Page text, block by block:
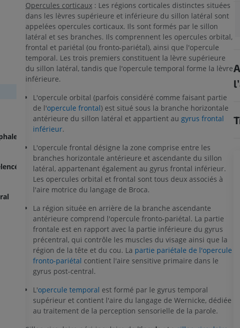
Opercules corticaux: Les régions corticales distinctes situées
dans les lèvres supérieure et inférieure du sillon latéral sont
appelées opercules corticaux. Ils sont formés par le sillon
latéral et ses branches. Ils comprennent les opercules orbital,
frontal et pariétal (ou fronto-pariétal), ainsi que l'opercule
temporal. Les trois premiers constituent la lèvre supérieure
du sillon latéral, tandis que l'opercule temporal forme la lèvre
inférieure.
L'opercule orbital (parfois considéré comme faisant partie
de l'opercule frontal) est situé sous la branche horizontale
antérieure du sillon latéral et appartient au gyrus frontal
inférieur.
L'opercule frontal désigne la zone comprise entre les
branches horizontale antérieure et ascendante du sillon
latéral, appartenant également au gyrus frontal inférieur.
Les opercules orbital et frontal sont tous deux associés à
l'aire motrice du langage de Broca.
La région située en arrière de la branche ascendante
antérieure comprend l'opercule fronto-pariétal. La partie
frontale est en rapport avec la partie inférieure du gyrus
précentral, qui contrôle les muscles du visage ainsi que la
région de la tête et du cou. La partie pariétale de l'opercule
fronto-pariétal contient l'aire sensitive primaire dans le
gyrus post-central.
L'opercule temporal est formé par le gyrus temporal
supérieur et contient l'aire du langage de Wernicke, dédiée
au traitement de la perception sensorielle de la parole.
IRM du membre supérieur
IRM
IRM de l'épaule
IRM du poignet
MEMBRE INFÉRIEUR
Membre inférieur
PREMIUM
Radiographies du membre
inférieur
Radiographies
IRM du membre inférieur
IRM